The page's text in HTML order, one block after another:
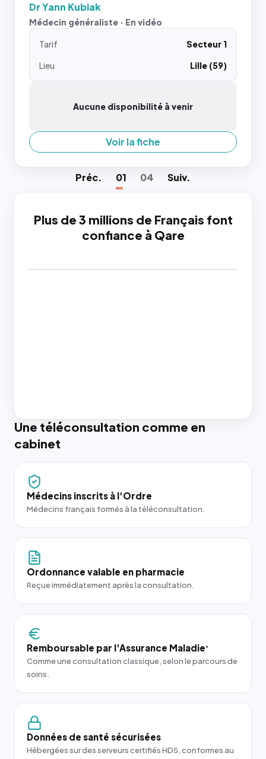
Dr Yann Kubiak
Médecin généraliste · En vidéo
Tarif
Secteur 1
Lieu
Lille (59)
Aucune disponibilité à venir
Voir la fiche
Préc. 01 04 Suiv.
Plus de 3 millions de Français font
confiance à Qare
Une téléconsultation comme en
cabinet
Médecins inscrits à l'Ordre
Médecins français formés à la téléconsultation.
Ordonnance valable en pharmacie
Reçue immédiatement après la consultation.
Remboursable par l'Assurance Maladie*
Comme une consultation classique, selon le parcours de
soins.
Données de santé sécurisées
Hébergées sur des serveurs certifiés HDS, conformes au